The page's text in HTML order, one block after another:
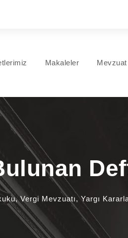
Makaleler Mevzuat
, Vergi Mevzuatı, Yargı